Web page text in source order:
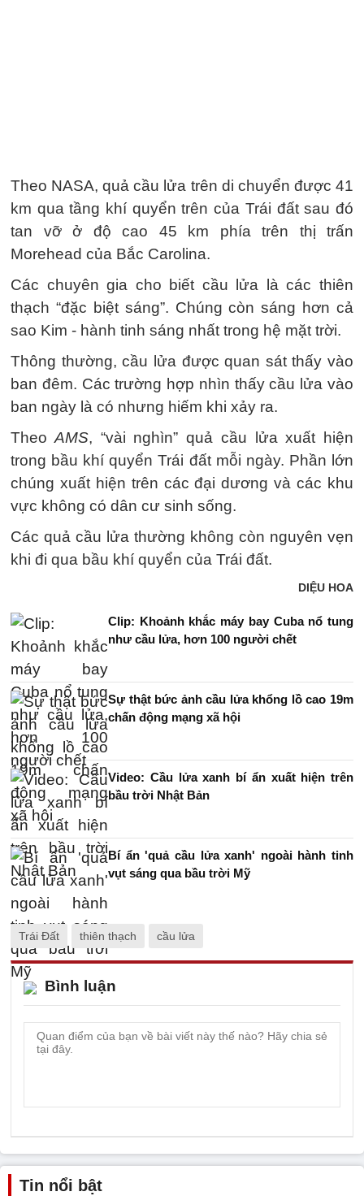
Theo NASA, quả cầu lửa trên di chuyển được 41
km qua tầng khí quyển trên của Trái đất sau đó
tan vỡ ở độ cao 45 km phía trên thị trấn
Morehead của Bắc Carolina.
Các chuyên gia cho biết cầu lửa là các thiên
thạch “đặc biệt sáng”. Chúng còn sáng hơn cả
sao Kim - hành tinh sáng nhất trong hệ mặt trời.
Thông thường, cầu lửa được quan sát thấy vào
ban đêm. Các trường hợp nhìn thấy cầu lửa vào
ban ngày là có nhưng hiếm khi xảy ra.
Theo AMS, “vài nghìn” quả cầu lửa xuất hiện
trong bầu khí quyển Trái đất mỗi ngày. Phần lớn
chúng xuất hiện trên các đại dương và các khu
vực không có dân cư sinh sống.
Các quả cầu lửa thường không còn nguyên vẹn
khi đi qua bầu khí quyển của Trái đất.
DIỆU HOA
Clip: Khoảnh khắc máy bay Cuba nổ tung
như cầu lửa, hơn 100 người chết
Sự thật bức ảnh cầu lửa khổng lồ cao 19m
chấn động mạng xã hội
Video: Cầu lửa xanh bí ẩn xuất hiện trên
bầu trời Nhật Bản
Bí ẩn 'quả cầu lửa xanh' ngoài hành tinh
vụt sáng qua bầu trời Mỹ
Trái Đất thiên thạch cầu lửa
Bình luận
Tin nổi bật